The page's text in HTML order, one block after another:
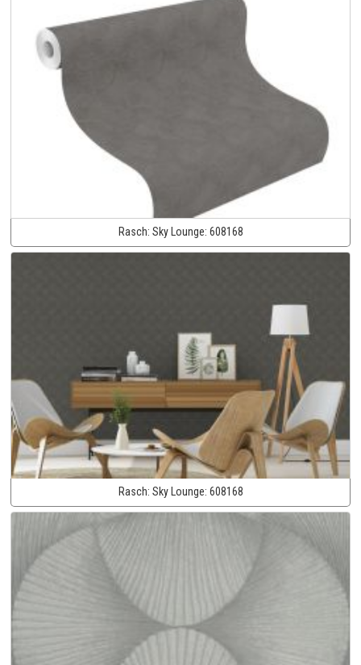
Rasch: Sky Lounge: 608168
Rasch: Sky Lounge: 608168